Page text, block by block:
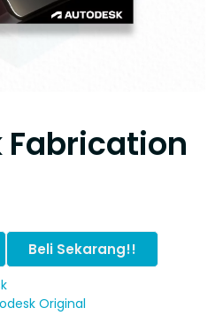
Beli Sekarang!!
Original